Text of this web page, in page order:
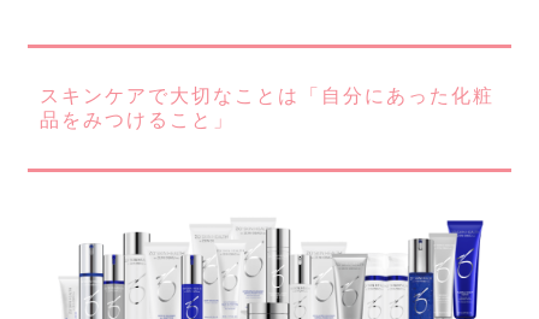
スキンケアで大切なことは「自分にあった化粧
品をみつけること」